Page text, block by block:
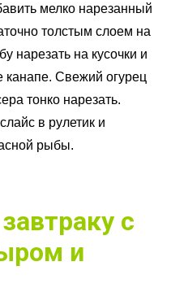
мелко нарезанный
толстым слоем на
нарезать на кусочки и
канапе. Свежий огурец
тонко нарезать.
в рулетик и
рыбы.
с
и